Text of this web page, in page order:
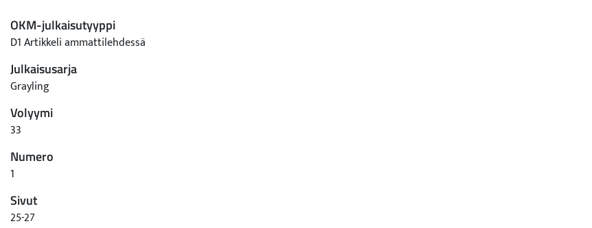
OKM-julkaisutyyppi
D1 Artikkeli ammattilehdessä
Julkaisusarja
Grayling
Volyymi
33
Numero
1
Sivut
25-27